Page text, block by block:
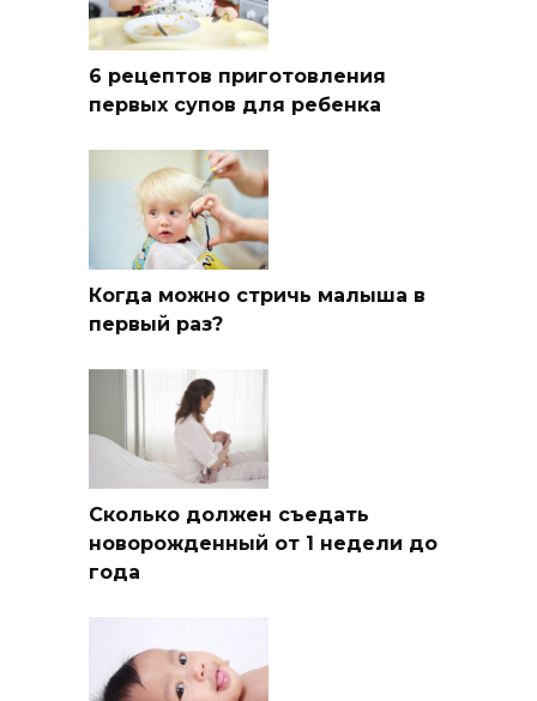
6 рецептов приготовления
первых супов для ребенка
Когда можно стричь малыша в
первый раз?
Сколько должен съедать
новорожденный от 1 недели до
года